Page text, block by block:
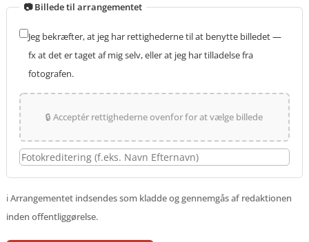
📷 Billede til arrangementet
Jeg bekræfter, at jeg har rettighederne til at benytte billedet —
fx at det er taget af mig selv, eller at jeg har tilladelse fra
fotografen.
🔒 Acceptér rettighederne ovenfor for at vælge billede
ℹ️ Arrangementet indsendes som kladde og gennemgås af redaktionen
inden offentliggørelse.